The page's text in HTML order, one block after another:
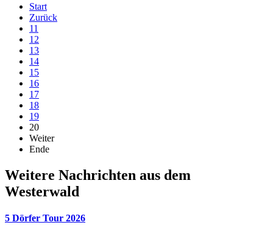
Start
Zurück
11
12
13
14
15
16
17
18
19
20
Weiter
Ende
Weitere Nachrichten aus dem
Westerwald
5 Dörfer Tour 2026